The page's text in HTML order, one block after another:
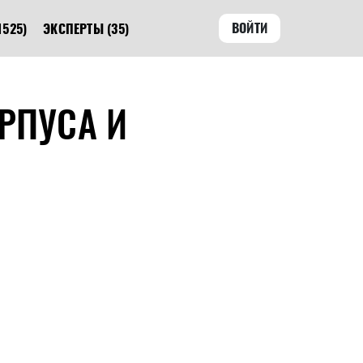
ЭКСПЕРТЫ (35) ВОЙТИ
И